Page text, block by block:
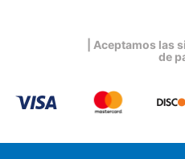
| Aceptamos las
de